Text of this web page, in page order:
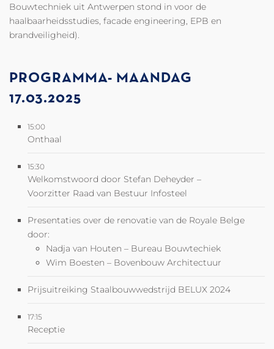
Bouwtechniek uit Antwerpen stond in voor de
haalbaarheidsstudies, facade engineering, EPB en
brandveiligheid).
PROGRAMMA- MAANDAG
17.03.2025
15:00
Onthaal
15:30
Welkomstwoord door Stefan Deheyder –
Voorzitter Raad van Bestuur Infosteel
Presentaties over de renovatie van de Royale Belge
door:
Nadja van Houten – Bureau Bouwtechiek
Wim Boesten – Bovenbouw Architectuur
Prijsuitreiking Staalbouwwedstrijd BELUX 2024
17:15
Receptie